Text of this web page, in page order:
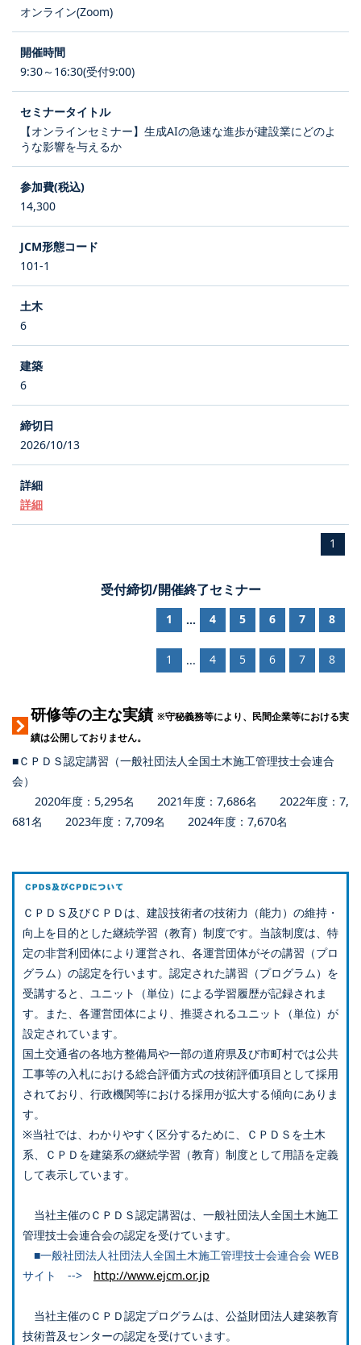
オンライン(Zoom)
9:30～16:30(受付9:00)
【オンラインセミナー】生成AIの急速な進歩が建設業にどのよ
うな影響を与えるか
14,300
101-1
6
6
2026/10/13
詳細
1
受付締切/開催終了セミナー
1 ... 4 5 6 7 8
1 ... 4 5 6 7 8
研修等の主な実績 ※守秘義務等により、民間企業等における実
績は公開しておりません。
■ＣＰＤＳ認定講習（一般社団法人全国土木施工管理技士会連合
会）
2020年度：5,295名 2021年度：7,686名 2022年度：7,
681名 2023年度：7,709名 2024年度：7,670名
ＣＰＤＳ及びＣＰＤは、建設技術者の技術力（能力）の維持・
向上を目的とした継続学習（教育）制度です。当該制度は、特
定の非営利団体により運営され、各運営団体がその講習（プロ
グラム）の認定を行います。認定された講習（プログラム）を
受講すると、ユニット（単位）による学習履歴が記録されま
す。また、各運営団体により、推奨されるユニット（単位）が
設定されています。
国土交通省の各地方整備局や一部の道府県及び市町村では公共
工事等の入札における総合評価方式の技術評価項目として採用
されており、行政機関等における採用が拡大する傾向にありま
す。
※当社では、わかりやすく区分するために、ＣＰＤＳを土木
系、ＣＰＤを建築系の継続学習（教育）制度として用語を定義
して表示しています。
当社主催のＣＰＤＳ認定講習は、一般社団法人全国土木施工
管理技士会連合会の認定を受けています。
■一般社団法人社団法人全国土木施工管理技士会連合会 WEB
サイト --> http://www.ejcm.or.jp
当社主催のＣＰＤ認定プログラムは、公益財団法人建築教育
技術普及センターの認定を受けています。